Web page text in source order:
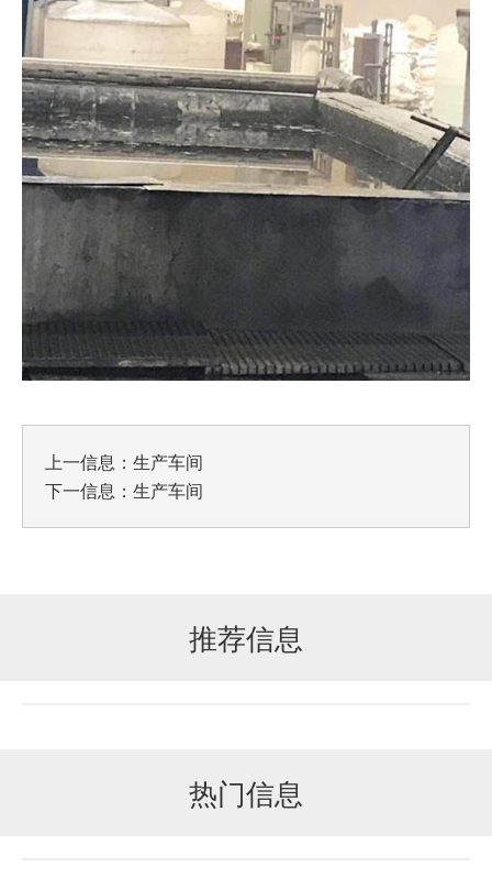
上一信息： 生产车间
下一信息： 生产车间
推荐信息
热门信息